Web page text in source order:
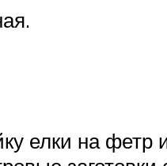
елки на фетр